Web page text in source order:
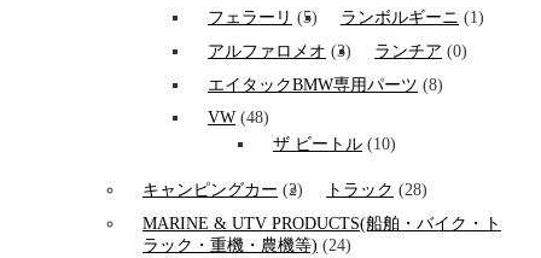
フェラーリ (5) ランボルギーニ (1)
アルファロメオ (3) ランチア (0)
エイタックBMW専用パーツ (8)
VW (48)
ザ ビートル (10)
キャンピングカー (2) トラック (28)
MARINE & UTV PRODUCTS(船舶・バイク・ト
ラック・重機・農機等) (24)